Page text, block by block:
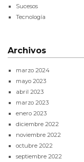
Sucesos
Tecnología
Archivos
marzo 2024
mayo 2023
abril 2023
marzo 2023
enero 2023
diciembre 2022
noviembre 2022
octubre 2022
septiembre 2022